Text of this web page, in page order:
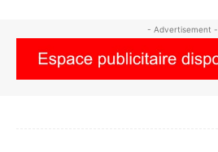
- Advertisement -